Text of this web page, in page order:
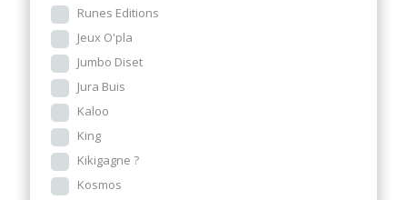
Runes Editions
Jeux O'pla
Jumbo Diset
Jura Buis
Kaloo
King
Kikigagne ?
Kosmos